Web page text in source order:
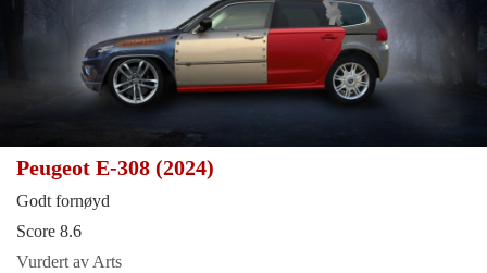
Peugeot E-308 (2024)
Godt fornøyd
Score 8.6
Vurdert av Arts